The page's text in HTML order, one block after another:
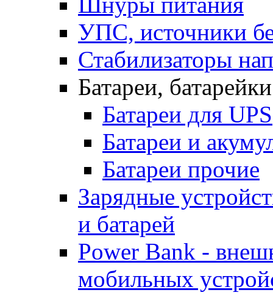
УПС, источники
Стабилизаторы
Батареи,
Батареи для UPS
Батареи и
Батареи прочие
Зарядные
и батарей
Power Bank -
мобильных